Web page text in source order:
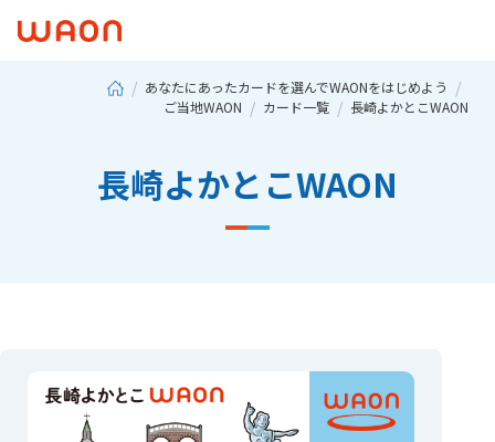
あなたにあったカードを選んでWAONをはじめよう
ご当地WAON
カード一覧 長崎よかとこWAON
長崎よかとこWAON